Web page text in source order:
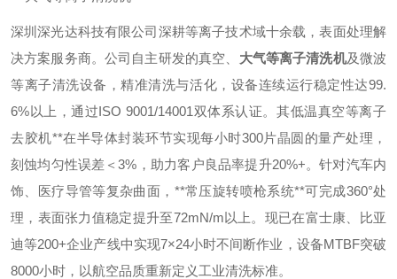
深圳深光达科技有限公司深耕等离子技术域十余载，表面处理解
决方案服务商。公司自主研发的真空、 大气等离子清洗机及微波
等离子清洗设备，精准清洗与活化，设备连续运行稳定性达99.
6%以上，通过ISO 9001/14001双体系认证。其低温真空等离子
去胶机**在半导体封装环节实现每小时300片晶圆的量产处理，
刻蚀均匀性误差＜3%，助力客户良品率提升20%+。针对汽车内
饰、医疗导管等复杂曲面，**常压旋转喷枪系统**可完成360°处
理，表面张力值稳定提升至72mN/m以上。现已在富士康、比亚
迪等200+企业产线中实现7×24小时不间断作业，设备MTBF突破
8000小时，以航空品质重新定义工业清洗标准。